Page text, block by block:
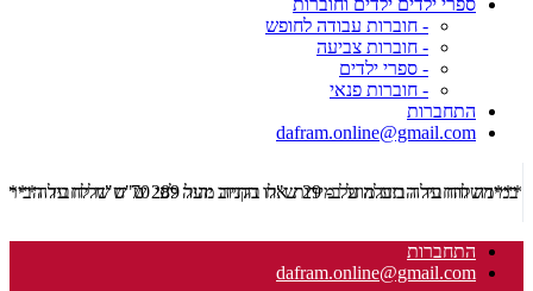
ספרי ילדים ילדים וחוברות
- חוברות עבודה לחופש
- חוברות צביעה
- ספרי ילדים
- חוברות פנאי
התחברות
dafram.online@gmail.com
***משלוח עד הבית מוזל ב- 29 ש"ח בקניה מעל 289 ש"ח שליח עד הבית ***
התחברות
dafram.online@gmail.com